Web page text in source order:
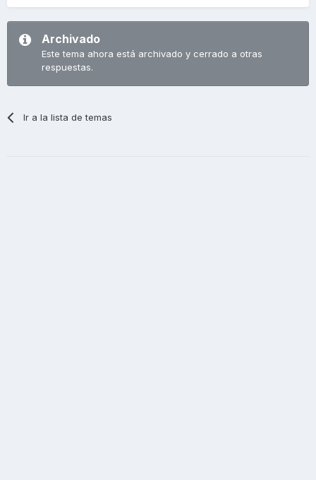
Archivado
Este tema ahora está archivado y cerrado a otras
respuestas.
Ir a la lista de temas